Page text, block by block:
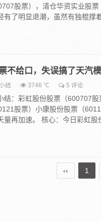
股票），清仓华资实业股
有了明显退潮，虽然有独棍撑
不给口，失误搞了天汽模
结 3746 ℃ 5 评论
结：彩虹股份股票（600707
股票）小康股份股票（
量再加速。 核心：今日彩虹股
‹‹ 1